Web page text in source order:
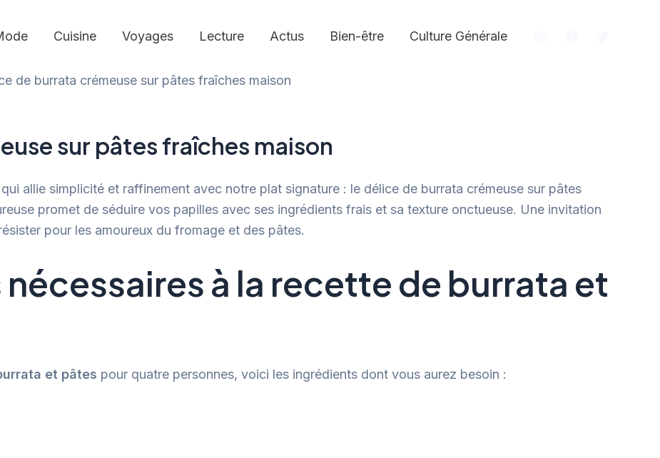
Cuisine Voyages Lecture Actus Bien-être Culture Générale
de burrata crémeuse sur pâtes fraîches maison
sur pâtes fraîches maison
qui allie simplicité et raffinement avec notre plat signature : le délice de burrata crémeuse sur pâtes
promet de séduire vos papilles avec ses ingrédients frais et sa texture onctueuse. Une invitation
pour les amoureux du fromage et des pâtes.
à la recette de burrata et
et pâtes pour quatre personnes, voici les ingrédients dont vous aurez besoin :